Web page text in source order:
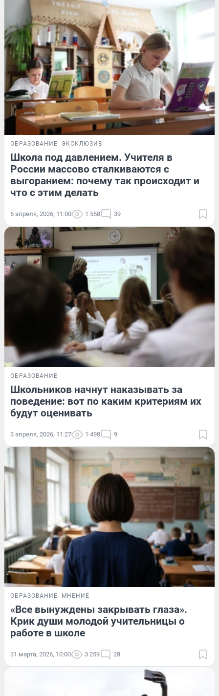
ОБРАЗОВАНИЕ ЭКСКЛЮЗИВ
Школа под давлением. Учителя в
России массово сталкиваются с
выгоранием: почему так происходит и
что с этим делать
5 апреля, 2026, 11:00 1 558 39
ОБРАЗОВАНИЕ
Школьников начнут наказывать за
поведение: вот по каким критериям их
будут оценивать
3 апреля, 2026, 11:27 1 498 9
ОБРАЗОВАНИЕ МНЕНИЕ
«Все вынуждены закрывать глаза».
Крик души молодой учительницы о
работе в школе
31 марта, 2026, 10:00 3 259 28